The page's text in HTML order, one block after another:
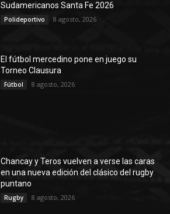
Sudamericanos Santa Fe 2026
Polideportivo 8 agosto, 2026
El fútbol mercedino pone en juego su
Torneo Clausura
Fútbol 8 agosto, 2026
Chancay y Teros vuelven a verse las caras
en una nueva edición del clásico del rugby
puntano
Rugby 8 agosto, 2026